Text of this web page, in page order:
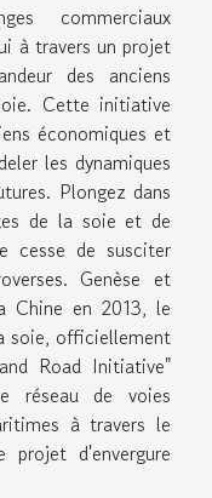
commerciaux
à travers un projet
des anciens
Cette initiative
économiques et
les dynamiques
Plongez dans
de la soie et de
cesse de susciter
Genèse et
Chine en 2013, le
soie, officiellement
Road Initiative"
réseau de voies
à travers le
d'envergure